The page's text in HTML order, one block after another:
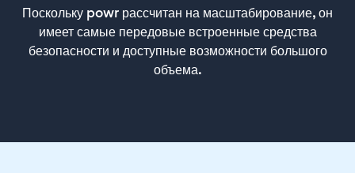
Поскольку powr рассчитан на масштабирование, он
имеет самые передовые встроенные средства
безопасности и доступные возможности большого
объема.